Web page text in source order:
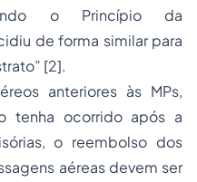
o Princípio da
de forma similar para
[2].
anteriores às MPs,
tenha ocorrido após a
o reembolso dos
aéreas devem ser